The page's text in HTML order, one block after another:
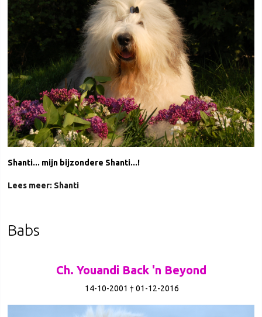
Shanti... mijn bijzondere Shanti...!
Lees meer: Shanti
Babs
Ch. Youandi Back 'n Beyond
14-10-2001 † 01-12-2016